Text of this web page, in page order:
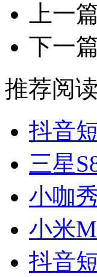
上一
下一篇
推荐阅
抖音
三星
小咖
小米
抖音